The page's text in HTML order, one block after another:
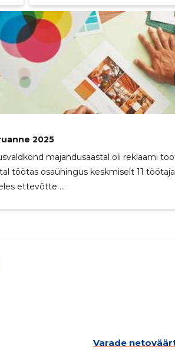
2025
majandusaastal oli reklaami
töötas osaühingus keskmiselt 11
ettevõtte ...
Varade